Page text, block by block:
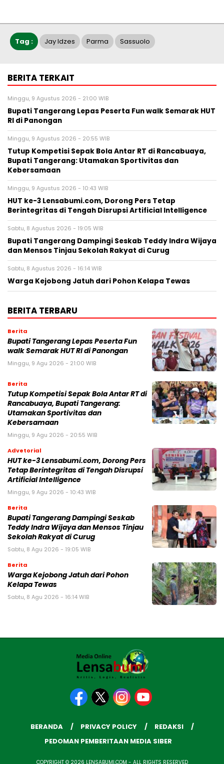
Tag : Jay Idzes Parma Sassuolo
BERITA TERKAIT
Minggu, 9 Agustus 2026 - 21:00 WIB
Bupati Tangerang Lepas Peserta Fun walk Semarak HUT
RI di Panongan
Minggu, 9 Agustus 2026 - 20:55 WIB
Tutup Kompetisi Sepak Bola Antar RT di Rancabuaya,
Bupati Tangerang: Utamakan Sportivitas dan
Kebersamaan
Minggu, 9 Agustus 2026 - 10:43 WIB
HUT ke-3 Lensabumi.com, Dorong Pers Tetap
Berintegritas di Tengah Disrupsi Artificial Intelligence
Sabtu, 8 Agustus 2026 - 19:05 WIB
Bupati Tangerang Dampingi Seskab Teddy Indra Wijaya
dan Mensos Tinjau Sekolah Rakyat di Curug
Sabtu, 8 Agustus 2026 - 16:14 WIB
Warga Kejobong Jatuh dari Pohon Kelapa Tewas
BERITA TERBARU
Berita
Bupati Tangerang Lepas Peserta Fun
walk Semarak HUT RI di Panongan
Minggu, 9 Agu 2026 - 21:00 WIB
Berita
Tutup Kompetisi Sepak Bola Antar RT di
Rancabuaya, Bupati Tangerang:
Utamakan Sportivitas dan
Kebersamaan
Minggu, 9 Agu 2026 - 20:55 WIB
Advetorial
HUT ke-3 Lensabumi.com, Dorong Pers
Tetap Berintegritas di Tengah Disrupsi
Artificial Intelligence
Minggu, 9 Agu 2026 - 10:43 WIB
Berita
Bupati Tangerang Dampingi Seskab
Teddy Indra Wijaya dan Mensos Tinjau
Sekolah Rakyat di Curug
Sabtu, 8 Agu 2026 - 19:05 WIB
Berita
Warga Kejobong Jatuh dari Pohon
Kelapa Tewas
Sabtu, 8 Agu 2026 - 16:14 WIB
BERANDA PRIVACY POLICY
REDAKSI
PEDOMAN PEMBERITAAN MEDIA SIBER
COPYRIGHT © 2026 LENSABUMI.COM - ALL RIGHTS RESERVED